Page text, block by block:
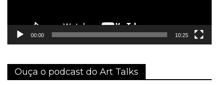
00:00 10:25
Ouça o podcast do Art Talks